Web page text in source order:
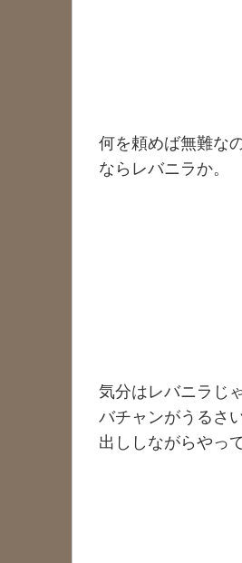
何を頼めば無難な
ならレバニラか。
気分はレバニラじ
バチャンがうるさ
出ししながらやっ